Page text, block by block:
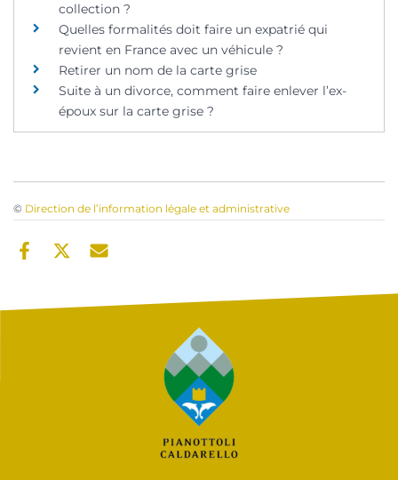
collection ?
Quelles formalités doit faire un expatrié qui
revient en France avec un véhicule ?
Retirer un nom de la carte grise
Suite à un divorce, comment faire enlever l’ex-
époux sur la carte grise ?
© Direction de l’information légale et administrative